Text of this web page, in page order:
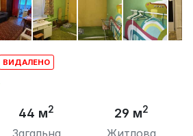
44 м2
Загальна
29 м2
Житлова